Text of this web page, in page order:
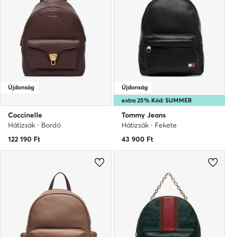
Újdonság
Coccinelle
Hátizsák · Bordó
122 190 Ft
extra 25% Kód: SUMMER
Újdonság
Tommy Jeans
Hátizsák · Fekete
43 900 Ft